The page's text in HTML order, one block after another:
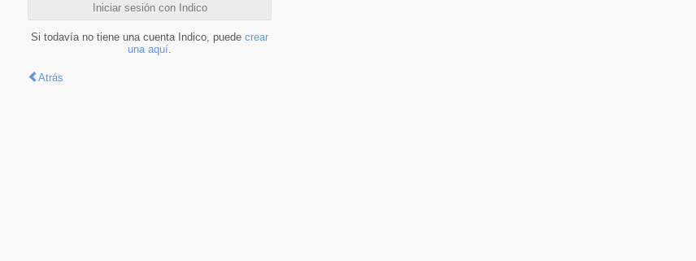
Iniciar sesión con Indico
Si todavía no tiene una cuenta Indico, puede crear
una aquí
Atrás